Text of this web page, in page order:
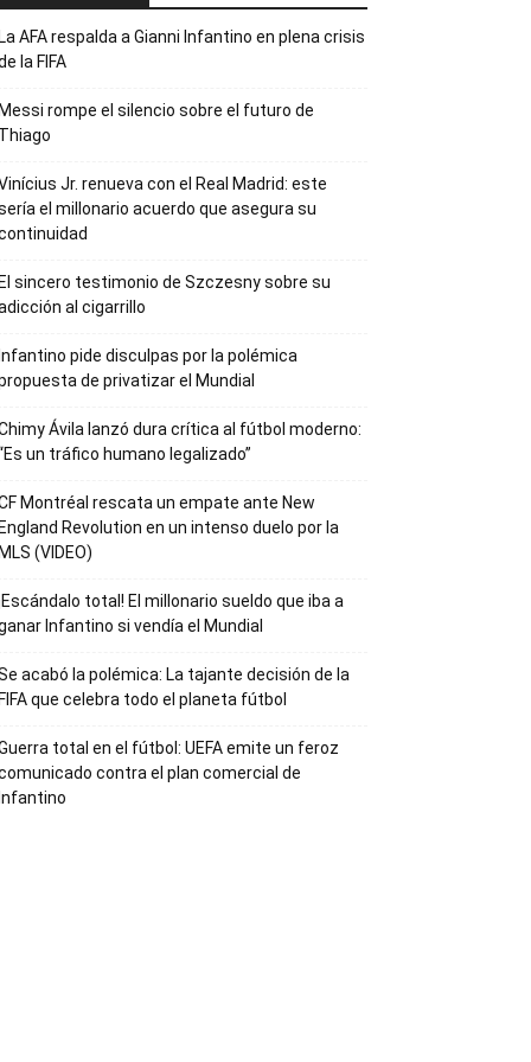
AFA respalda a Gianni Infantino en plena crisis
la FIFA
rompe el silencio sobre el futuro de
Jr. renueva con el Real Madrid: este
el millonario acuerdo que asegura su
sincero testimonio de Szczesny sobre su
al cigarrillo
pide disculpas por la polémica
de privatizar el Mundial
Ávila lanzó dura crítica al fútbol moderno:
un tráfico humano legalizado”
Montréal rescata un empate ante New
Revolution en un intenso duelo por la
(VIDEO)
total! El millonario sueldo que iba a
Infantino si vendía el Mundial
acabó la polémica: La tajante decisión de la
que celebra todo el planeta fútbol
total en el fútbol: UEFA emite un feroz
contra el plan comercial de